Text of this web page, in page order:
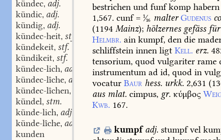
kündec, adj.
kündic, adj.
kündig, adj.
kündec-heit, stf.
kündekeit, stf.
kündikeit, stf.
kündec-lich, adj.
kündec-lîche, adv.
kündec-lîchen,
kündel, stm.
künde-lich, adj.
künde-lîche, adv.
kunden
bestrichen und funfkomp habern
1,567. cunf=  malter Gudenus
(1194 Mainz); hölzernes gefäss für
Helmbr. ain kumpf, den die
schliffstein innen ligt Kell. erz.
tensorium, quod vulgariter rame
instrumentum ad id, quod in
vocatur Baur hess. urkk. 2,631 (
aus mlat. cimpus, gr. κύμβος
Kwb. 167.
kumpf adj. stumpfvel